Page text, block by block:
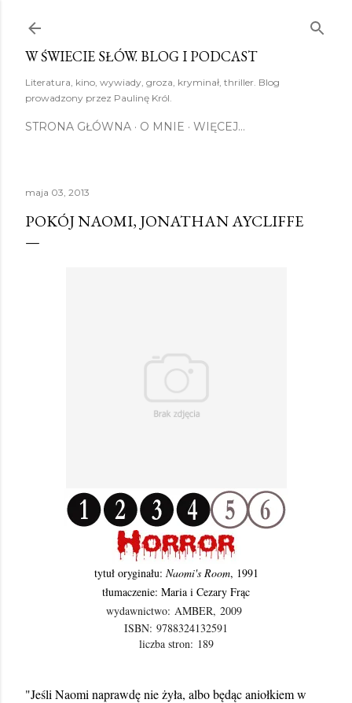
W ŚWIECIE SŁÓW. BLOG I PODCAST
Literatura, kino, wywiady, groza, kryminał, thriller. Blog
prowadzony przez Paulinę Król.
STRONA GŁÓWNA O MNIE WIĘCEJ…
maja 03, 2013
POKÓJ NAOMI, JONATHAN AYCLIFFE
tytuł oryginału: Naomi's Room, 1991
tłumaczenie: Maria i Cezary Frąc
wydawnictwo: AMBER, 2009
ISBN: 9788324132591
liczba stron: 189
"Jeśli Naomi naprawdę nie żyła, albo będąc aniołkiem w